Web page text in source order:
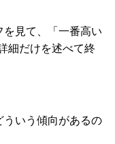
見て、「一番高い
細だけを述べて終
いう傾向があるの